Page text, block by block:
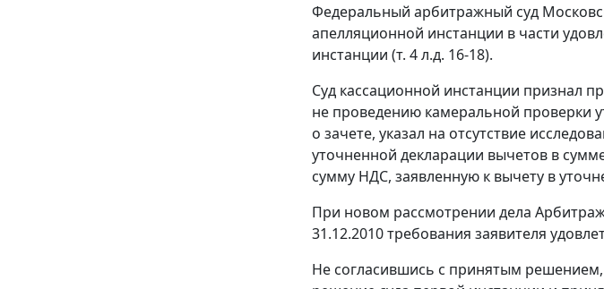
Федеральный арбитражный суд
апелляционной инстанции в части
инстанции (т. 4 л.д. 16-18).
Суд кассационной инстанции признал
не проведению камеральной проверки
о зачете, указал на отсутствие
уточненной декларации вычетов в
сумму НДС, заявленную к вычету в
При новом рассмотрении дела
31.12.2010 требования заявителя
Не согласившись с принятым